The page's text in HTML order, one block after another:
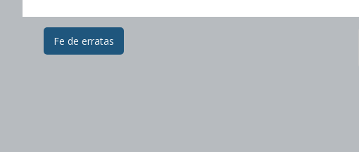
Post
navigation
Fe de erratas